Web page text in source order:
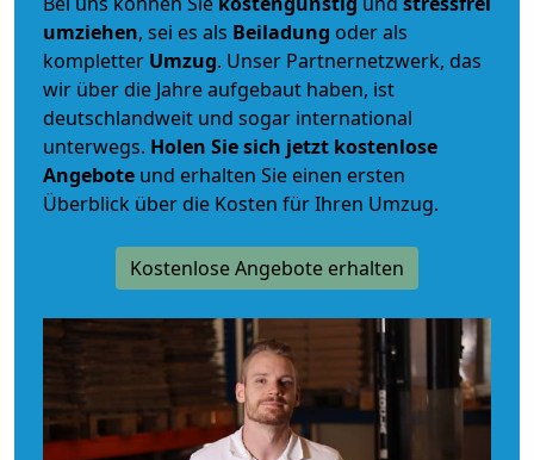
umziehen, sei es als Beiladung oder als
kompletter Umzug. Unser Partnernetzwerk, das
wir über die Jahre aufgebaut haben, ist
deutschlandweit und sogar international
unterwegs. Holen Sie sich jetzt kostenlose
Angebote und erhalten Sie einen ersten
Überblick über die Kosten für Ihren Umzug.
Kostenlose Angebote erhalten